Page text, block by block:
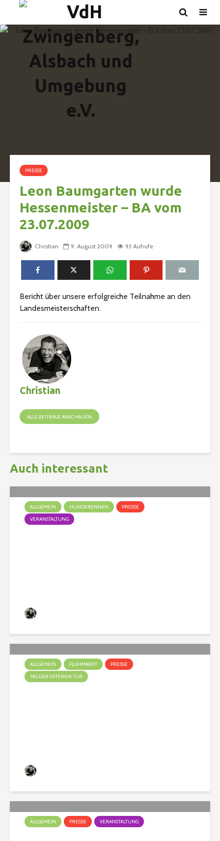
PRESSE
Leon Baumgarten wurde
Hessenmeister – BA vom
23.07.2009
Christian 9. August 2009 93 Aufrufe
Bericht über unsere erfolgreiche Teilnahme an den
Landesmeisterschaften.
Christian
ALLE BEITRÄGE ANSCHAUEN
Auch interessant
ALLGEMEIN HUNDERENNEN
PRESSE
VERANSTALTUNG
ALLGEMEIN FLOHMARKT
PRESSE
TAG DER OFFENEN TÜR
ALLGEMEIN PRESSE VERANSTALTUNG